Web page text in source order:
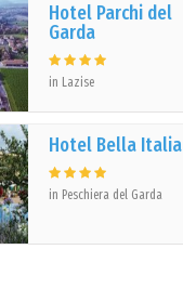
Hotel Parchi del
Garda
in Lazise
Hotel Bella Italia
in Peschiera del Garda